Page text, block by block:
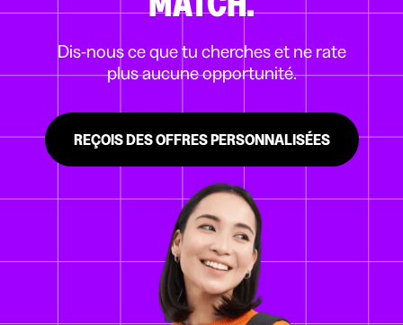
Dis-nous ce que tu cherches et ne rate
plus aucune opportunité.
REÇOIS DES OFFRES PERSONNALISÉES